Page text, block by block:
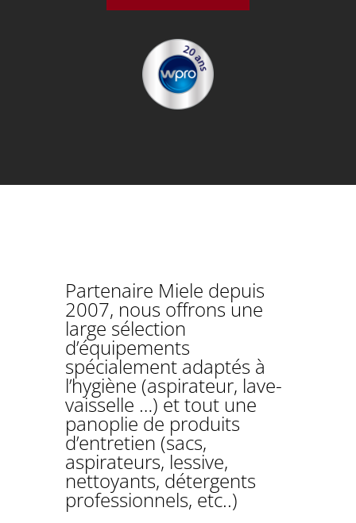
Partenaire Miele depuis
2007, nous offrons une
large sélection
d’équipements
spécialement adaptés à
l’hygiène (aspirateur, lave-
vaisselle …) et tout une
panoplie de produits
d’entretien (sacs,
aspirateurs, lessive,
nettoyants, détergents
professionnels, etc..)